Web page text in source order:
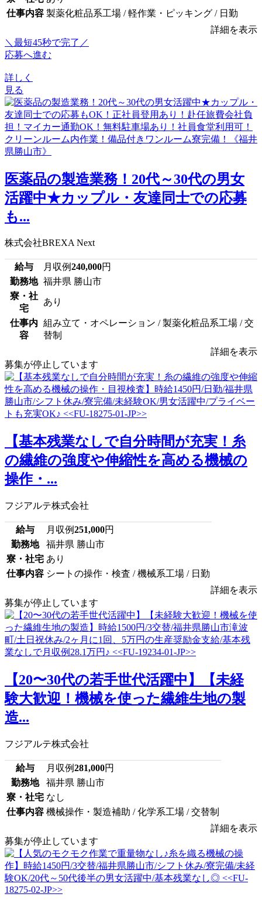
仕事内容 製薬化粧品系工場 / 軽作業・ピッキング / 日勤
詳細を表示
＼最短45秒で完了／
応募へ進む
詳しく
見る
医薬品の製造業務！20代～30代の男女
活躍中★カップル・友達同士での応募
も...
株式会社BREXA Next
給与 月収例240,000円
勤務地 福井県 勝山市
寮・社
宅
あり
仕事内
容
組み立て・オペレーション / 製薬化粧品系工場 / 交
替制
詳細を表示
募集が停止しています
【基本残業なしで自分時間が充実！糸
の繊維の強度や伸縮性を高める機械の
操作・...
フジアルテ株式会社
給与 月収例251,000円
勤務地
福井県 勝山市
寮・社宅 あり
仕事内容 シートの操作・検査 / 機械系工場 / 日勤
詳細を表示
募集が停止しています
【20〜30代の若手世代活躍中】【未経
験大歓迎！機械を使った繊維生地の製
造...
フジアルテ株式会社
給与 月収例281,000円
勤務地
福井県 勝山市
寮・社宅 なし
仕事内容 機械操作・製造補助 / 化学系工場 / 交替制
詳細を表示
募集が停止しています